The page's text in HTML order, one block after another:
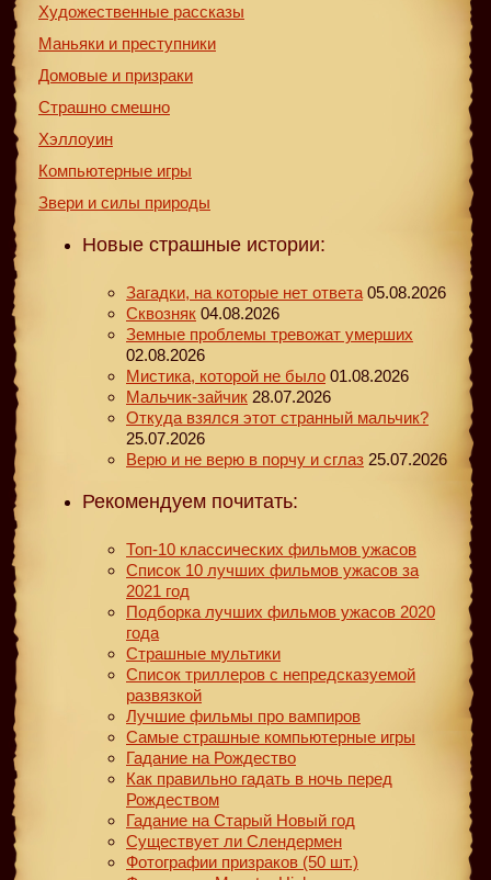
Художественные рассказы
Маньяки и преступники
Домовые и призраки
Страшно смешно
Хэллоуин
Компьютерные игры
Звери и силы природы
Новые страшные истории:
Загадки, на которые нет ответа 05.08.2026
Сквозняк 04.08.2026
Земные проблемы тревожат умерших
02.08.2026
Мистика, которой не было 01.08.2026
Мальчик-зайчик 28.07.2026
Откуда взялся этот странный мальчик?
25.07.2026
Верю и не верю в порчу и сглаз 25.07.2026
Рекомендуем почитать:
Топ-10 классических фильмов ужасов
Список 10 лучших фильмов ужасов за
2021 год
Подборка лучших фильмов ужасов 2020
года
Страшные мультики
Список триллеров с непредсказуемой
развязкой
Лучшие фильмы про вампиров
Самые страшные компьютерные игры
Гадание на Рождество
Как правильно гадать в ночь перед
Рождеством
Гадание на Старый Новый год
Существует ли Слендермен
Фотографии призраков (50 шт.)